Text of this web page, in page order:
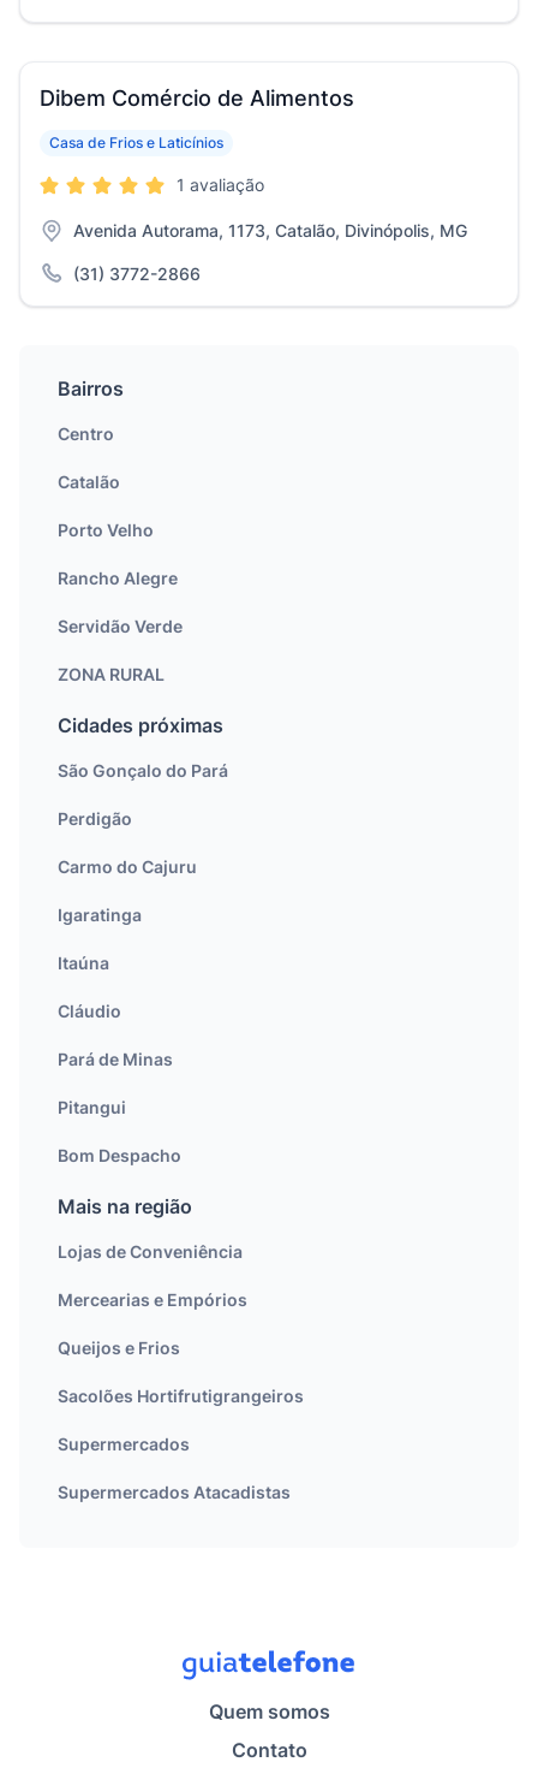
Dibem Comércio de Alimentos
Casa de Frios e Laticínios
1 avaliação
Avenida Autorama, 1173, Catalão, Divinópolis, MG
(31) 3772-2866
Bairros
Centro
Catalão
Porto Velho
Rancho Alegre
Servidão Verde
ZONA RURAL
Cidades próximas
São Gonçalo do Pará
Perdigão
Carmo do Cajuru
Igaratinga
Itaúna
Cláudio
Pará de Minas
Pitangui
Bom Despacho
Mais na região
Lojas de Conveniência
Mercearias e Empórios
Queijos e Frios
Sacolões Hortifrutigrangeiros
Supermercados
Supermercados Atacadistas
Quem somos
Contato